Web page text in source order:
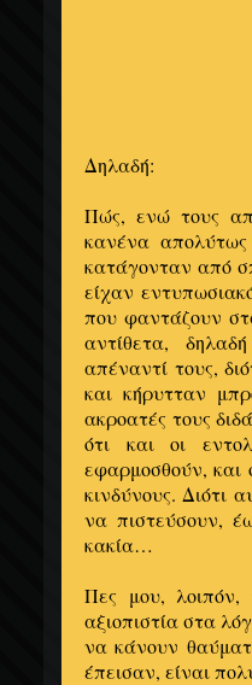
Δηλαδή:
Πώς, ενώ τους
κανένα
κατάγονταν από
είχαν
που φαντάζουν
αντίθετα,
απέναντί τους,
και κήρυτταν
ακροατές τους
ότι και οι
εφαρμοσθούν, και
κινδύνους. Διότι
να πιστεύσουν,
κακία…
Πες μου,
αξιοπιστία στα
να κάνουν
έπεισαν, είναι